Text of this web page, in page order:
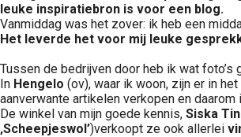
leuke inspiratiebron is voor een blog.
Vanmiddag was het zover: ik heb een
Het leverde het voor mij leuke
Tussen de bedrijven door heb ik wat foto’s
In Hengelo (ov), waar ik woon, zijn er in
aanverwante artikelen verkopen en
De winkel van mijn goede kennis, Siska
‚Scheepjeswol’)verkoopt ze ook allerlei